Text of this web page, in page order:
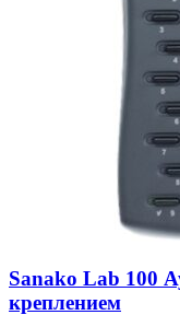
Sanako Lab 100
креплением